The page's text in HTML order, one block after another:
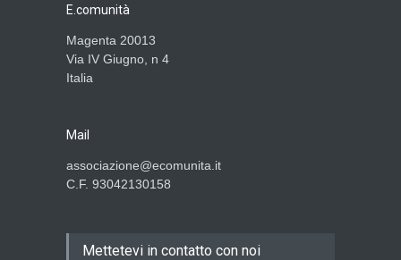
E.comunità
Magenta 20013
Via IV Giugno, n 4
Italia
Mail
associazione@ecomunita.it
C.F. 93042130158
Mettetevi in contatto con noi